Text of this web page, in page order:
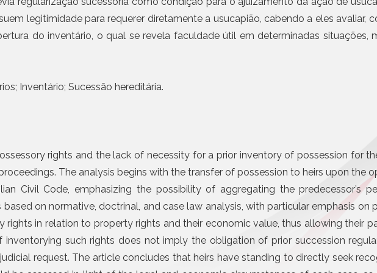
Busca e Certidões
Contrato e Documentos Eletrônicos
Registro de Documentos
Títulos
Emissão de notas com IBS e CBS será
obrigatória em etapas a partir de agosto
Mais notícias
legitimidade para requerer diretamente a usucapião, cabendo a eles avaliar,
do inventário, o qual se revela faculdade útil em determinadas situações,
Inventário; Sucessão hereditária.
rights and the lack of necessity for a prior inventory of possession for
The analysis begins with the transfer of possession to heirs upon the
Civil Code, emphasizing the possibility of aggregating the predecessor’s
on normative, doctrinal, and case law analysis, with particular emphasis on
in relation to property rights and their economic value, thus allowing their
such rights does not imply the obligation of prior succession
request. The article concludes that heirs have standing to directly seek